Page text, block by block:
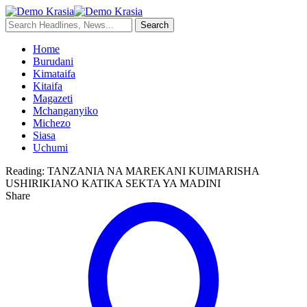
Home
Burudani
Kimataifa
Kitaifa
Magazeti
Mchanganyiko
Michezo
Siasa
Uchumi
Reading: TANZANIA NA MAREKANI KUIMARISHA
USHIRIKIANO KATIKA SEKTA YA MADINI
Share